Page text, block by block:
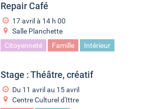
Repair Café
17 avril à 14 h 00
Salle Planchette
Citoyenneté
Famille Intérieur
Stage : Théâtre, créatif
Du 11 avril au 15 avril
Centre Culturel d'Ittre